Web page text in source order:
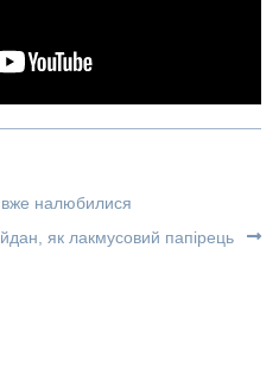
вже налюбилися
як лакмусовий папірець